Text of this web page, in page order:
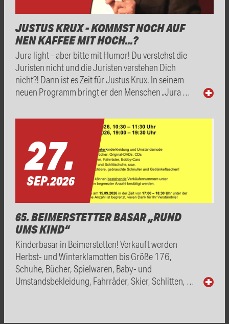
JUSTUS KRUX - KOMMST NOCH AUF
NEN KAFFEE MIT HOCH...?
Jura light – aber bitte mit Humor! Du verstehst die
Juristen nicht und die Juristen verstehen Dich
nicht?! Dann ist es Zeit für Justus Krux. In seinem
neuen Programm bringt er den Menschen „Jura …
27.
SEP.2026
65. BEIMERSTETTER BASAR „RUND
UMS KIND“
Kinderbasar in Beimerstetten! Verkauft werden
Herbst- und Winterklamotten bis Größe 176,
Schuhe, Bücher, Spielwaren, Baby- und
Umstandsbekleidung, Fahrräder, Skier, Schlitten, …